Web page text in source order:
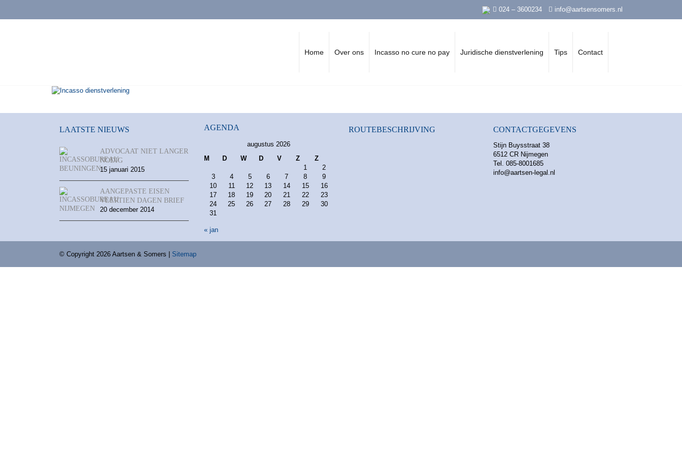
024 – 3600234 info@aartsensomers.nl
Home Over ons Incasso no cure no pay Juridische dienstverlening Tips Contact
LAATSTE NIEUWS
ADVOCAAT NIET LANGER
NODIG
15 januari 2015
AANGEPASTE EISEN
VEERTIEN DAGEN BRIEF
20 december 2014
AGENDA
augustus 2026
M
D W D V Z
Z
1
2
3
4 5 6 7 8
9
10
11 12 13 14 15
16
17
18 19 20 21 22
23
24
25 26 27 28 29
30
31
« jan
ROUTEBESCHRIJVING CONTACTGEGEVENS
Stijn Buysstraat 38
6512 CR Nijmegen
Tel. 085-8001685
info@aartsen-legal.nl
© Copyright 2026 Aartsen & Somers | Sitemap